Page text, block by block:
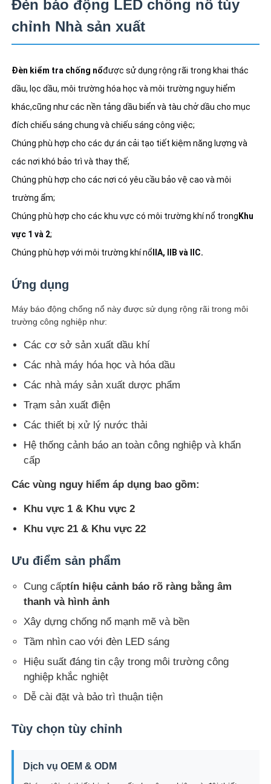
Nhà
Sản phẩm
Về chúng tôi
Kiểm soát chất lượng
Liên hệ chúng tôi
Yêu cầu báo giá
Chiếu sáng chống cháy nổ
Đèn báo cháy nổ
quạt chống cháy nổ
công tắc chống cháy nổ
Các tuyến cáp chống nổ
phích cắm và ổ cắm chống cháy nổ
Đèn báo động LED chống nổ tùy
chỉnh Nhà sản xuất
Đèn kiểm tra chống nổđược sử dụng rộng rãi trong khai thác
dầu, lọc dầu, môi trường hóa học và môi trường nguy hiểm
khác,cũng như các nền tảng dầu biển và tàu chở dầu cho mục
đích chiếu sáng chung và chiếu sáng công việc;
Chúng phù hợp cho các dự án cải tạo tiết kiệm năng lượng và
các nơi khó bảo trì và thay thế;
Chúng phù hợp cho các nơi có yêu cầu bảo vệ cao và môi
trường ẩm;
Chúng phù hợp cho các khu vực có môi trường khí nổ trongKhu
vực 1 và 2;
Chúng phù hợp với môi trường khí nổIIA, IIB và IIC.
Ứng dụng
Máy báo động chống nổ này được sử dụng rộng rãi trong môi
trường công nghiệp như:
Các cơ sở sản xuất dầu khí
Các nhà máy hóa học và hóa dầu
Các nhà máy sản xuất dược phẩm
Trạm sản xuất điện
Các thiết bị xử lý nước thải
Hệ thống cảnh báo an toàn công nghiệp và khẩn
cấp
Các vùng nguy hiểm áp dụng bao gồm:
Khu vực 1 & Khu vực 2
Khu vực 21 & Khu vực 22
Ưu điểm sản phẩm
Cung cấptín hiệu cảnh báo rõ ràng bằng âm
thanh và hình ảnh
Xây dựng chống nổ mạnh mẽ và bền
Tầm nhìn cao với đèn LED sáng
Hiệu suất đáng tin cậy trong môi trường công
nghiệp khắc nghiệt
Dễ cài đặt và bảo trì thuận tiện
Tùy chọn tùy chỉnh
Dịch vụ OEM & ODM